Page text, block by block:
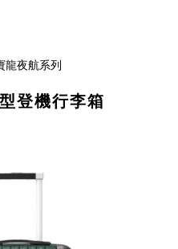
龍夜航系列
登機行李箱